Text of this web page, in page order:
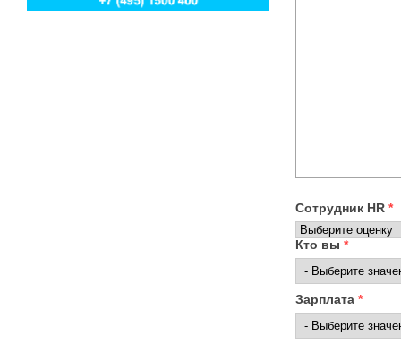
Сотрудник HR *
Кто вы *
Зарплата *